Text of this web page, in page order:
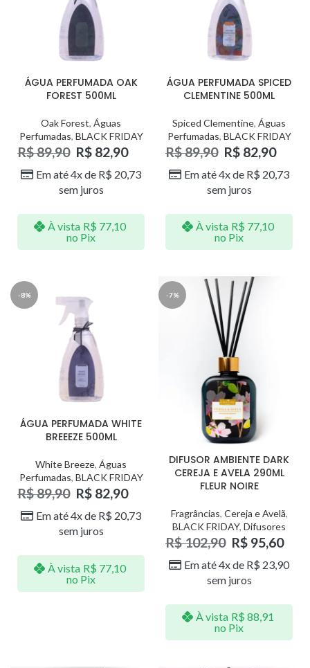
ÁGUA PERFUMADA OAK
FOREST 500ML
Oak Forest, Águas
Perfumadas, BLACK FRIDAY
R$89,90 R$ 82,90
Em até 4x de R$ 20,73
sem juros
À vista R$ 77,10
no Pix
ÁGUA PERFUMADA SPICED
CLEMENTINE 500ML
Spiced Clementine, Águas
Perfumadas, BLACK FRIDAY
R$89,90 R$ 82,90
Em até 4x de R$ 20,73
sem juros
À vista R$ 77,10
no Pix
-8%
ÁGUA PERFUMADA WHITE
BREEEZE 500ML
White Breeze, Águas
Perfumadas, BLACK FRIDAY
R$89,90 R$ 82,90
Em até 4x de R$ 20,73
sem juros
À vista R$ 77,10
no Pix
-7%
DIFUSOR AMBIENTE DARK
CEREJA E AVELA 290ML
FLEUR NOIRE
Fragrâncias, Cereja e Avelã,
BLACK FRIDAY, Difusores
R$102,90 R$ 95,60
Em até 4x de R$ 23,90
sem juros
À vista R$ 88,91
no Pix